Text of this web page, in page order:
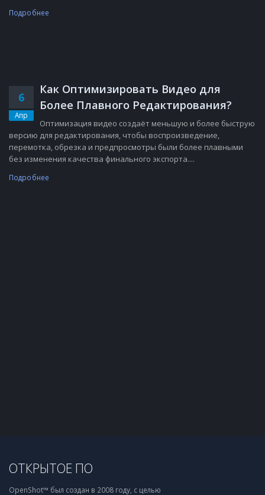
Подробнее
6
Апр
Как Оптимизировать Видео для
Более Плавного Редактирования?
Оптимизация видео создаёт меньшую и более быструю
версию для редактирования, чтобы воспроизведение,
перемотка, обрезка и предпросмотры были более плавными
без изменения качества финального экспорта....
Подробнее
ОТКРЫТОЕ ПО
OpenShot™ был создан в 2008 году, с целью